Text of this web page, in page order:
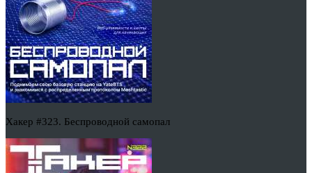
Хакер #323. Беспроводной самопал